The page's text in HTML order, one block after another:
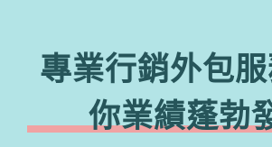
專業行銷外包
你業績蓬勃